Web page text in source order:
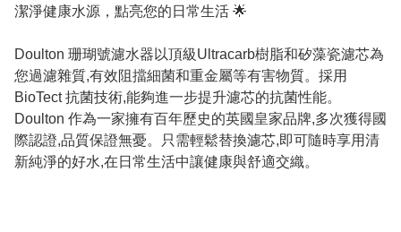
潔淨健康水源，點亮您的日常生活 🌟
Doulton 珊瑚號濾水器以頂級Ultracarb樹脂和矽藻瓷濾芯為
您過濾雜質,有效阻擋細菌和重金屬等有害物質。採用
BioTect 抗菌技術,能夠進一步提升濾芯的抗菌性能。
Doulton 作為一家擁有百年歷史的英國皇家品牌,多次獲得國
際認證,品質保證無憂。只需輕鬆替換濾芯,即可隨時享用清
新純淨的好水,在日常生活中讓健康與舒適交織。